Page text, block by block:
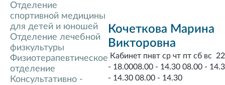
Отделение
спортивной медицины
для детей и юношей
Отделение лечебной
физкультуры
Физиотерапевтическое
отделение
Консультативно -
Кочеткова Марина
Викторовна
Кабинет пнвт ср чт пт сб вс
- 18.0008.00 - 14.30 08.00 -
- 14.30 08.00 - 14.30